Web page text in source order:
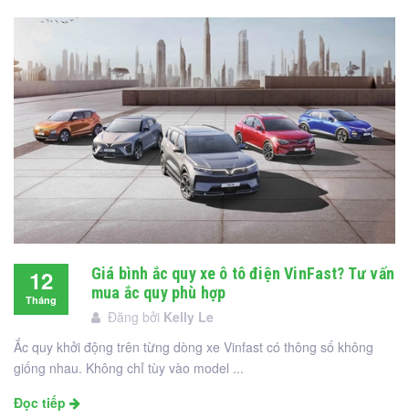
12
Tháng
Giá bình ắc quy xe ô tô điện VinFast? Tư vấn
mua ắc quy phù hợp
Đăng bởi Kelly Le
Ắc quy khởi động trên từng dòng xe Vinfast có thông số không
giống nhau. Không chỉ tùy vào model ...
Đọc tiếp